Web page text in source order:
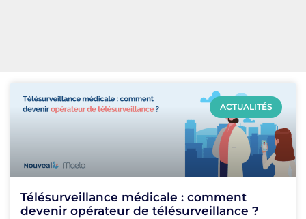
ACTUALITÉS
Télésurveillance médicale : comment
devenir opérateur de télésurveillance ?